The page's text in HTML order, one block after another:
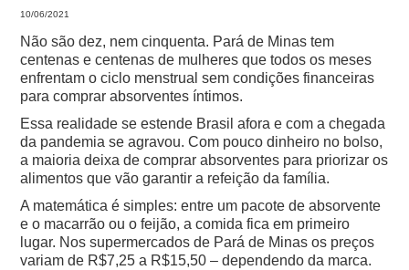
10/06/2021
Não são dez, nem cinquenta. Pará de Minas tem
centenas e centenas de mulheres que todos os meses
enfrentam o ciclo menstrual sem condições financeiras
para comprar absorventes íntimos.
Essa realidade se estende Brasil afora e com a chegada
da pandemia se agravou. Com pouco dinheiro no bolso,
a maioria deixa de comprar absorventes para priorizar os
alimentos que vão garantir a refeição da família.
A matemática é simples: entre um pacote de absorvente
e o macarrão ou o feijão, a comida fica em primeiro
lugar. Nos supermercados de Pará de Minas os preços
variam de R$7,25 a R$15,50 – dependendo da marca.